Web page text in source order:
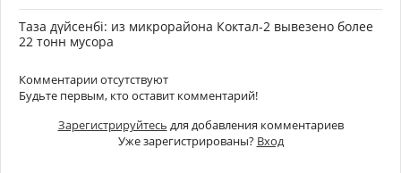
Таза дүйсенбі: из микрорайона Коктал-2 вывезено более
22 тонн мусора
Комментарии отсутствуют
Будьте первым, кто оставит комментарий!
Зарегистрируйтесь для добавления комментариев
Уже зарегистрированы? Вход